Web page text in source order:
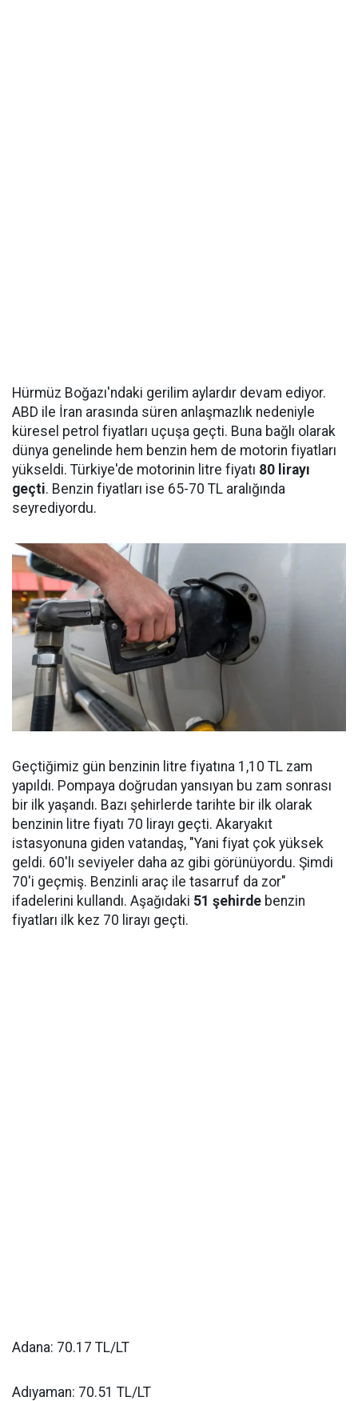
Hürmüz Boğazı'ndaki gerilim aylardır devam ediyor.
ABD ile İran arasında süren anlaşmazlık nedeniyle
küresel petrol fiyatları uçuşa geçti. Buna bağlı olarak
dünya genelinde hem benzin hem de motorin fiyatları
yükseldi. Türkiye'de motorinin litre fiyatı 80 lirayı
geçti. Benzin fiyatları ise 65-70 TL aralığında
seyrediyordu.
Geçtiğimiz gün benzinin litre fiyatına 1,10 TL zam
yapıldı. Pompaya doğrudan yansıyan bu zam sonrası
bir ilk yaşandı. Bazı şehirlerde tarihte bir ilk olarak
benzinin litre fiyatı 70 lirayı geçti. Akaryakıt
istasyonuna giden vatandaş, "Yani fiyat çok yüksek
geldi. 60'lı seviyeler daha az gibi görünüyordu. Şimdi
70'i geçmiş. Benzinli araç ile tasarruf da zor"
ifadelerini kullandı. Aşağıdaki 51 şehirde benzin
fiyatları ilk kez 70 lirayı geçti.
Adana: 70.17 TL/LT
Adıyaman: 70.51 TL/LT